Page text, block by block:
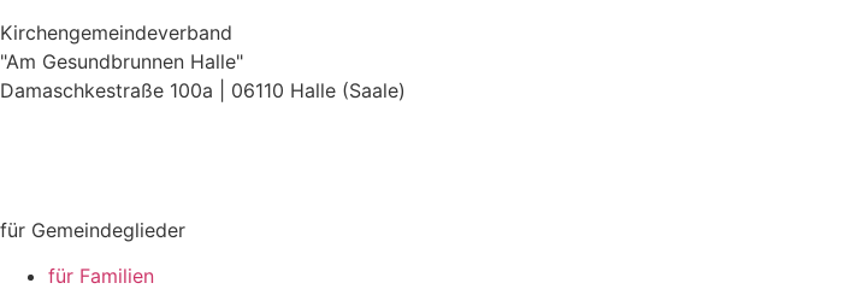
Kirchengemeindeverband
"Am Gesundbrunnen Halle"
Damaschkestraße 100a | 06110 Halle (Saale)
für Gemeindeglieder
für Familien